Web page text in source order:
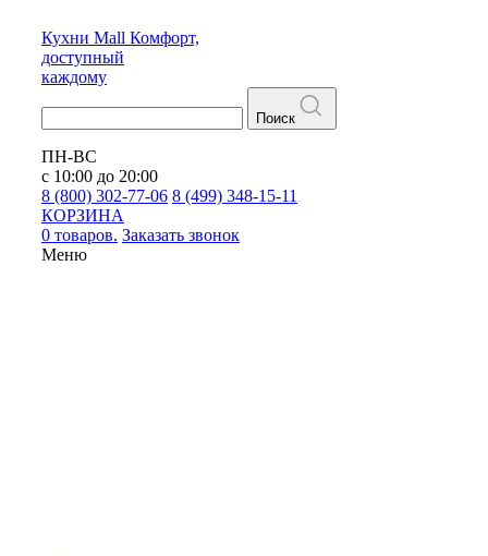
Кухни Mall Комфорт,
доступный
каждому
Поиск
ПН-ВС
с 10:00 до 20:00
8 (800) 302-77-06 8 (499) 348-15-11
КОРЗИНА
0 товаров. Заказать звонок
Меню